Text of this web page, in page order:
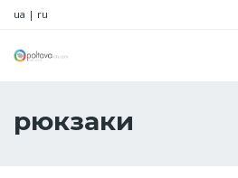
ua | ru
рюкзаки